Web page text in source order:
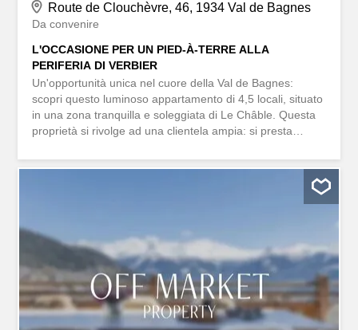
Route de Clouchèvre, 46, 1934 Val de Bagnes
Da convenire
L'OCCASIONE PER UN PIED-À-TERRE ALLA
PERIFERIA DI VERBIER
Un'opportunità unica nel cuore della Val de Bagnes:
scopri questo luminoso appartamento di 4,5 locali, situato
in una zona tranquilla e soleggiata di Le Châble. Questa
proprietà si rivolge ad una clientela ampia: si presta
famiglia, come pied-à-terre per fughe nel fine settimana,
ogni metro quadrato. Offre un ampio soggiorno con sala
da pranzo e cucina a vista inondata di luce, tre comode
camere da letto e due bagni. L'appartamento è inoltre
dotato di una propria colonna di lavaggio, che offre un
ulteriore comfort abitativo. Il condominio, composto da
soli 4 appartamenti, dispone anche di un ampio giardino